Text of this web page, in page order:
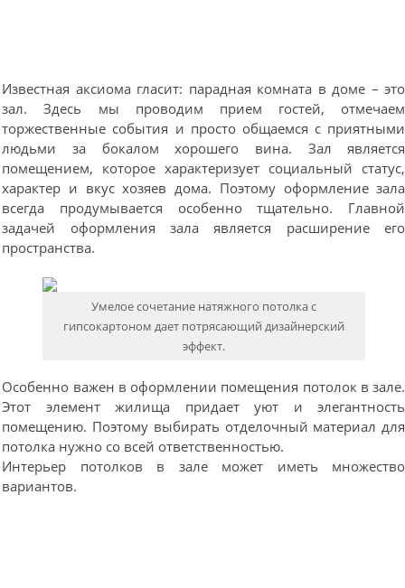
Известная аксиома гласит: парадная комната в доме – это
зал. Здесь мы проводим прием гостей, отмечаем
торжественные события и просто общаемся с приятными
людьми за бокалом хорошего вина. Зал является
помещением, которое характеризует социальный статус,
характер и вкус хозяев дома. Поэтому оформление зала
всегда продумывается особенно тщательно. Главной
задачей оформления зала является расширение его
пространства.
Умелое сочетание натяжного потолка с
гипсокартоном дает потрясающий дизайнерский
эффект.
Особенно важен в оформлении помещения потолок в зале.
Этот элемент жилища придает уют и элегантность
помещению. Поэтому выбирать отделочный материал для
потолка нужно со всей ответственностью.
Интерьер потолков в зале может иметь множество
вариантов.